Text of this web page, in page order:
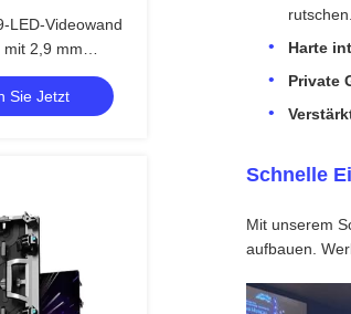
LED-Videowand
2,9 mm
und 4500 cd/m²
Sie Jetzt
rutschen.
Harte
Private
Schnelle
Mit unserem
aufbauen.